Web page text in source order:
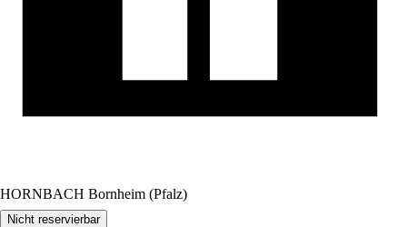
HORNBACH Bornheim (Pfalz)
Nicht reservierbar